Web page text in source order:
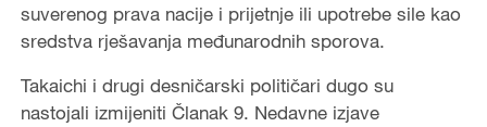
suverenog prava nacije i prijetnje ili upotrebe sile kao
sredstva rješavanja međunarodnih sporova.
Takaichi i drugi desničarski političari dugo su
nastojali izmijeniti Članak 9. Nedavne izjave